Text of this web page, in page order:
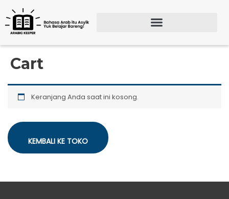
konten
Cart
Keranjang Anda saat ini kosong.
KEMBALI KE TOKO